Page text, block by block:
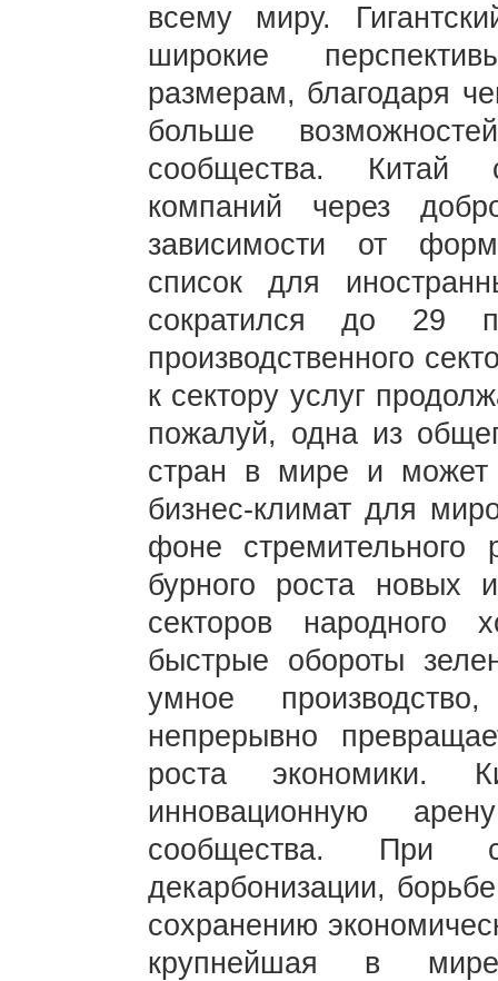
всему миру.
широкие
размерам, благодаря
больше
сообщества. Китай
компаний через
зависимости от
список для
сократился до 29
производственного
к сектору услуг
пожалуй, одна из
стран в мире и может
бизнес-климат для
фоне стремительного
бурного роста новых
секторов народного
быстрые обороты
умное
непрерывно
роста экономики.
инновационную
сообщества. При
декарбонизации,
сохранению
крупнейшая в мире